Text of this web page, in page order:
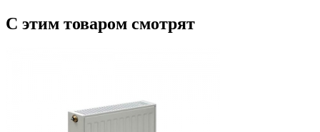
С этим товаром смотрят